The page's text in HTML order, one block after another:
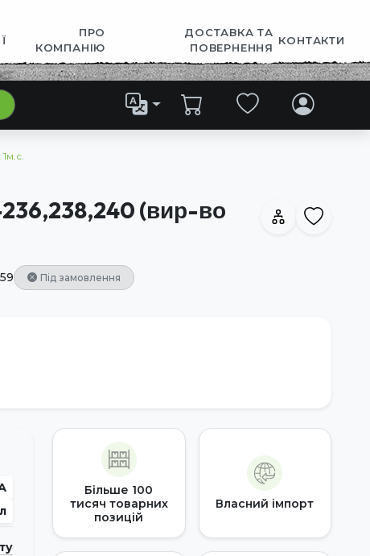
ПРО
КОМПАНІЮ
ДОСТАВКА ТА
ПОВЕРНЕННЯ
КОНТАКТИ
(вир-во
Під замовлення
Більше 100
тисяч товарних
позицій
Власний імпорт